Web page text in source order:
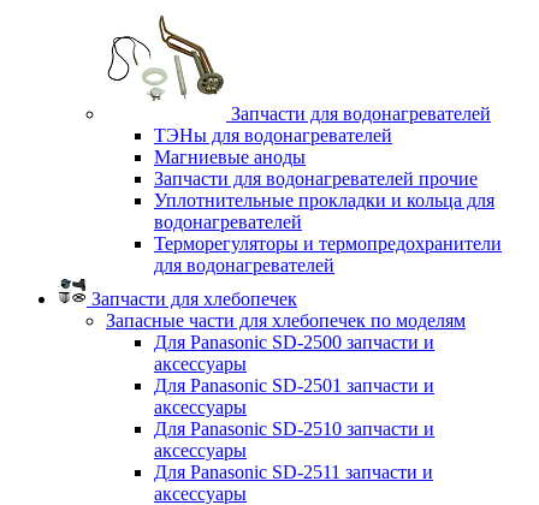
Запчасти для водонагревателей
ТЭНы для водонагревателей
Магниевые аноды
Запчасти для водонагревателей прочие
Уплотнительные прокладки и кольца для
водонагревателей
Терморегуляторы и термопредохранители
для водонагревателей
Запчасти для хлебопечек
Запасные части для хлебопечек по моделям
Для Panasonic SD-2500 запчасти и
аксессуары
Для Panasonic SD-2501 запчасти и
аксессуары
Для Panasonic SD-2510 запчасти и
аксессуары
Для Panasonic SD-2511 запчасти и
аксессуары